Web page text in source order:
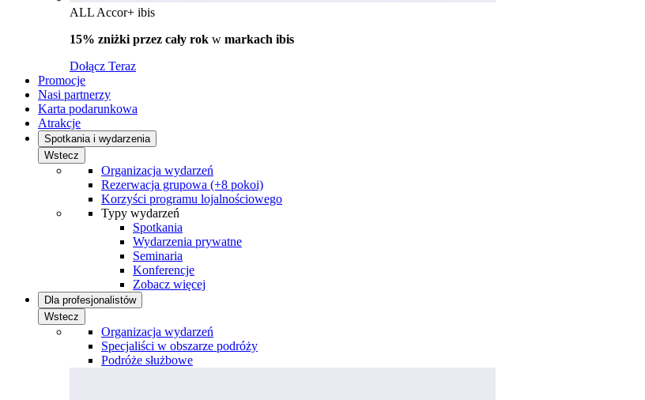
ALL Accor+ ibis
15% zniżki przez cały rok w markach ibis
Dołącz Teraz
Promocje
Nasi partnerzy
Karta podarunkowa
Atrakcje
Spotkania i wydarzenia
Wstecz
Organizacja wydarzeń
Rezerwacja grupowa (+8 pokoi)
Korzyści programu lojalnościowego
Typy wydarzeń
Spotkania
Wydarzenia prywatne
Seminaria
Konferencje
Zobacz więcej
Dla profesjonalistów
Wstecz
Organizacja wydarzeń
Specjaliści w obszarze podróży
Podróże służbowe